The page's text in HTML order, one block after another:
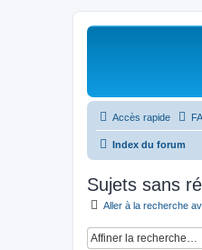
Accès rapide
Index du forum
Sujets sans
Aller à la recherche